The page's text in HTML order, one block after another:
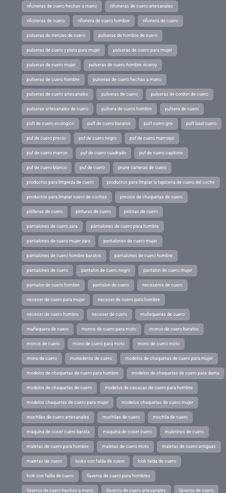
riñoneras de cuero hechas a mano riñoneras de cuero artesanales
riñoneras de cuero riñonera de cuero hombre riñonera de cuero
pulseras de trenzas de cuero pulseras de hombre de cuero
pulseras de cuero y plata para mujer pulseras de cuero para mujer
pulseras de cuero mujer pulseras de cuero hombre viceroy
pulseras de cuero hombre pulseras de cuero hechas a mano
pulseras de cuero artesanales pulseras de cuero pulseras de cordon de cuero
pulseras artesanales de cuero pulsera de cuero hombre pulsera de cuero
puff de cuero ecologico puff de cuero baratos puff cuero gris puff baul cuero
puf de cuero precio puf de cuero negro puf de cuero marroqui
puf de cuero marron puf de cuero cuadrado puf de cuero capitone
puf de cuero blanco puf de cuero prune carteras de cuero
productos para limpieza de cuero productos para limpiar la tapiceria de cuero del coche
productos para limpiar cuero de coches precios de chaquetas de cuero
pitilleras de cuero pinturas de cuero pelotas de cuero
pantalones de cuero zara pantalones de cuero para hombre
pantalones de cuero mujer zara pantalones de cuero mujer
pantalones de cuero hombre baratos pantalones de cuero hombre
pantalones de cuero pantalon de cuero negro pantalon de cuero mujer
pantalon de cuero hombre pantalon de cuero neceseres de cuero
neceser de cuero para mujer neceser de cuero para hombre
neceser de cuero hombre neceser de cuero muñequeras de cuero
muñequera de cuero monos de cuero para moto monos de cuero baratos
monos de cuero mono de cuero para moto mono de cuero moto
mono de cuero monederos de cuero modelos de chaquetas de cuero para mujer
modelos de chaquetas de cuero para hombre modelos de chaquetas de cuero para dama
modelos de chaquetas de cuero modelos de casacas de cuero para hombre
modelos chaquetas de cuero para mujer modelos chaquetas de cuero mujer
mochilas de cuero artesanales mochilas de cuero mochila de cuero
maquina de coser cuero barata maquina de coser cuero maletines de cuero
maletas de cuero para hombre maletas de cuero moto maletas de cuero antiguas
maletas de cuero looks con falda de cuero look falda de cuero
look con falda de cuero llaveros de cuero para hombres
llaveros de cuero hechos a mano llaveros de cuero artesanales llaveros de cuero